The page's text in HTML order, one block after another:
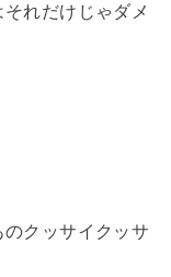
れだけじゃダメ
クッサイクッサ